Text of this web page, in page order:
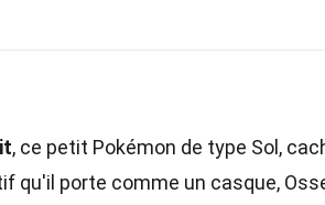
, ce petit Pokémon de type Sol,
qu'il porte comme un casque,